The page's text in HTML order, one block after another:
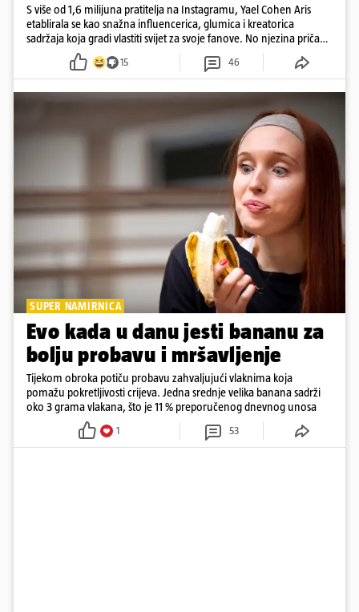
S više od 1,6 milijuna pratitelja na Instagramu, Yael Cohen Aris
etablirala se kao snažna influencerica, glumica i kreatorica
sadržaja koja gradi vlastiti svijet za svoje fanove. No njezina priča
pokazuje da online slava dolazi i s neočekivanim izazovima
15 46
SUPER NAMIRNICA
Evo kada u danu jesti bananu za
bolju probavu i mršavljenje
Tijekom obroka potiču probavu zahvaljujući vlaknima koja
pomažu pokretljivosti crijeva. Jedna srednje velika banana sadrži
oko 3 grama vlakana, što je 11 % preporučenog dnevnog unosa
1 53